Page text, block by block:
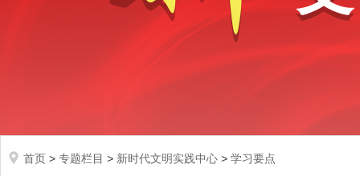
首页 > 专题栏目 > 新时代文明实践中心 > 学习要点